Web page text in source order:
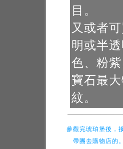
目。
又或者
明或半
色、粉
寶石最
紋。
參觀完琥珀堡後，
帶團去購物店的